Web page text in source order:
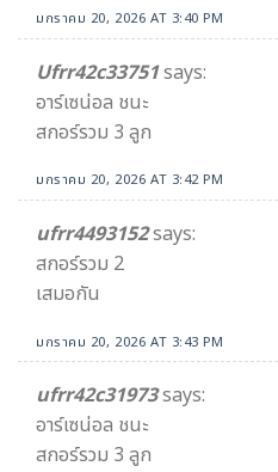
มกราคม 20, 2026 AT 3:40 PM
Ufrr42c33751says:
อาร์เซน่อล ชนะ
สกอร์รวม 3 ลูก
มกราคม 20, 2026 AT 3:42 PM
ufrr4493152says:
สกอร์รวม 2
เสมอกัน
มกราคม 20, 2026 AT 3:43 PM
ufrr42c31973says:
อาร์เซน่อล ชนะ
สกอร์รวม 3 ลูก